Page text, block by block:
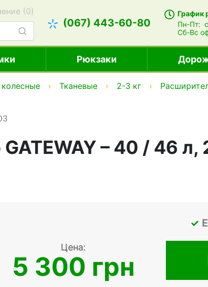
(0)
(067) 443-60-80
График
Пн-Пт:
Сб-Вс
Рюкзаки
Тканевые 2-3 кг
– 40 / 46 л,
Цена:
5 300 грн